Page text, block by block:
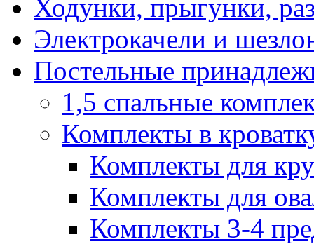
Ходунки, прыгунки,
Электрокачели и
Постельные
1,5 спальные
Комплекты в
Комплекты для
Комплекты для
Комплекты 3-4